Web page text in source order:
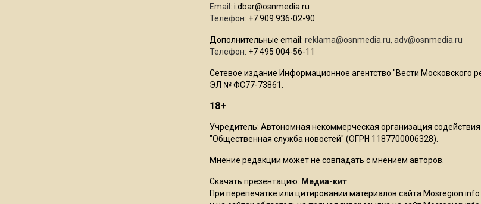
Email: i.dbar@osnmedia.ru
Телефон: +7 909 936-02-90
Дополнительные email: reklama@osnmedia.ru, adv@osnmedia.ru
Телефон: +7 495 004-56-11
Сетевое издание Информационное агентство "Вести Московского
ЭЛ № ФС77-73861.
18+
Учредитель: Автономная некоммерческая организация
"Общественная служба новостей" (ОГРН 1187700006328).
Мнение редакции может не совпадать с мнением авторов.
Скачать презентацию: Медиа-кит
При перепечатке или цитировании материалов сайта